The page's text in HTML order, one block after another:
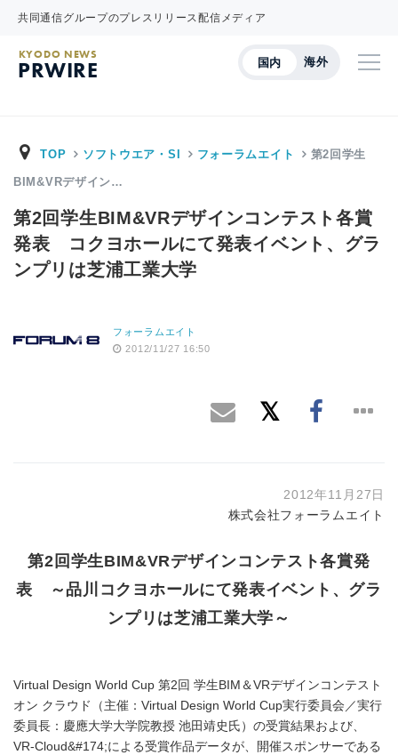
共同通信グループのプレスリリース配信メディア
国内 海外
KYODO NEWS
PRWIRE
TOP ソフトウエア・SI フォーラムエイト 第2回学生
BIM&VRデザイン…
第2回学生BIM&VRデザインコンテスト各賞
発表 コクヨホールにて発表イベント、グラ
ンプリは芝浦工業大学
フォーラムエイト
2012/11/27 16:50
2012年11月27日
株式会社フォーラムエイト
第2回学生BIM&VRデザインコンテスト各賞発
表 ～品川コクヨホールにて発表イベント、グラ
ンプリは芝浦工業大学～
Virtual Design World Cup 第2回 学生BIM＆VRデザインコンテスト
オン クラウド（主催：Virtual Design World Cup実行委員会／実行
委員長：慶應大学大学院教授 池田靖史氏）の受賞結果および、
VR-Cloud&#174;による受賞作品データが、開催スポンサーである